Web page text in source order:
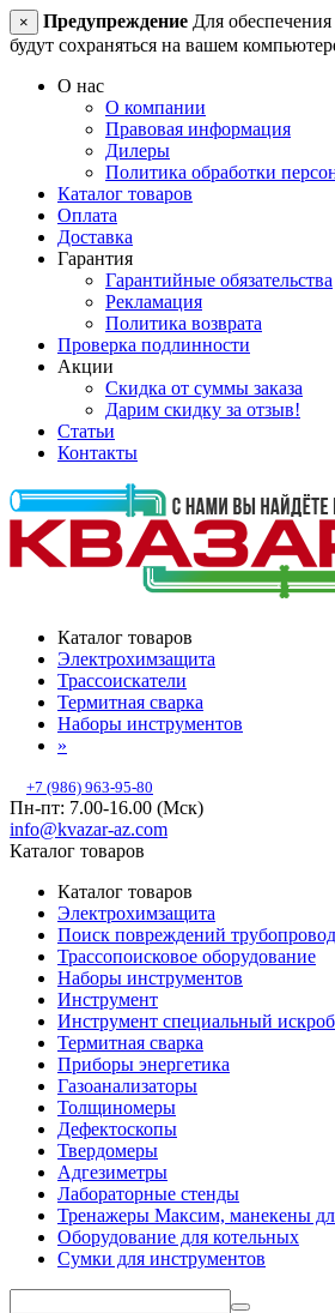
× Предупреждение Для
будут сохраняться на вашем
О нас
О компании
Правовая информация
Дилеры
Политика обработки
Каталог товаров
Оплата
Доставка
Гарантия
Гарантийные обязательства
Рекламация
Политика возврата
Проверка подлинности
Акции
Скидка от суммы заказа
Дарим скидку за отзыв!
Статьи
Контакты
Каталог товаров
Электрохимзащита
Трассоискатели
Термитная сварка
Наборы инструментов
»
+7 (986) 963-95-80
Пн-пт: 7.00-16.00 (Мск)
info@kvazar-az.com
Каталог товаров
Каталог товаров
Электрохимзащита
Поиск повреждений
Трассопоисковое оборудование
Наборы инструментов
Инструмент
Инструмент специальный
Термитная сварка
Приборы энергетика
Газоанализаторы
Толщиномеры
Дефектоскопы
Твердомеры
Адгезиметры
Лабораторные стенды
Тренажеры Максим, манекены
Оборудование для котельных
Сумки для инструментов